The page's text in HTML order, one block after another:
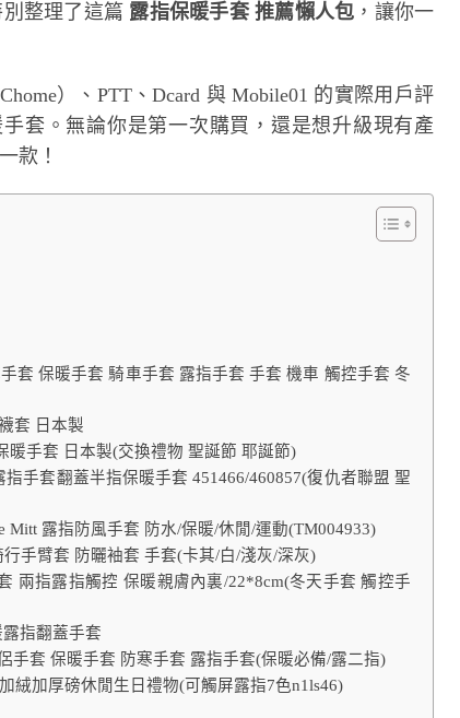
整理了這篇 露指保暖手套 推薦懶人包 ，讓你一
）、PTT、Dcard 與 Mobile01 的實際用戶評
套。無論你是第一次購買，還是想升級現有產
款！
套 保暖手套 騎車手套 露指手套 手套 機車 觸控手套 冬
套 日本製
暖手套 日本製(交換禮物 聖誕節 耶誕節)
手套翻蓋半指保暖手套 451466/460857(復仇者聯盟 聖
Mitt 露指防風手套 防水/保暖/休閒/運動(TM004933)
手臂套 防曬袖套 手套(卡其/白/淺灰/深灰)
兩指露指觸控 保暖親膚內裏/22*8cm(冬天手套 觸控手
指翻蓋手套
手套 保暖手套 防寒手套 露指手套(保暖必備/露二指)
絨加厚磅休閒生日禮物(可觸屏露指7色n1ls46)